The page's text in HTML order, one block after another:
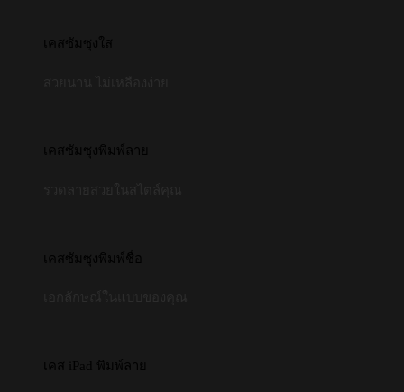
เคสซัมซุงใส
เคสซัมซุงพิมพ์ลาย
เคสซัมซุงพิมพ์ชื่อ
เคส iPad พิมพ์ลาย